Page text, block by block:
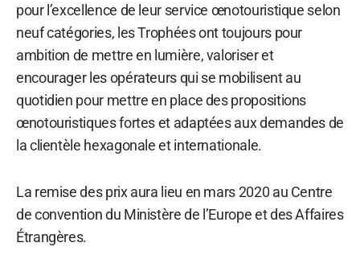
pour l’excellence de leur service œnotouristique selon
neuf catégories, les Trophées ont toujours pour
ambition de mettre en lumière, valoriser et
encourager les opérateurs qui se mobilisent au
quotidien pour mettre en place des propositions
œnotouristiques fortes et adaptées aux demandes de
la clientèle hexagonale et internationale.
La remise des prix aura lieu en mars 2020 au Centre
de convention du Ministère de l’Europe et des Affaires
Étrangères.